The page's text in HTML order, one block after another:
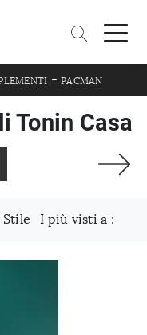
- PACMAN
Tonin Casa
Stile I più visti a :